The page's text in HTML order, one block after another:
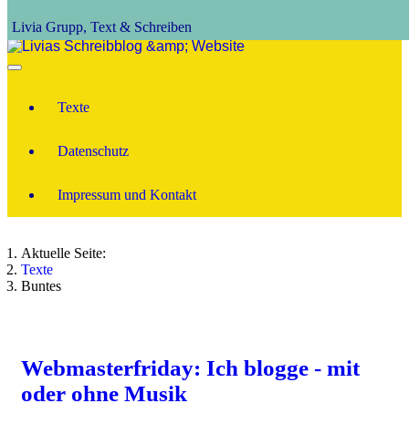
Texte
Datenschutz
Impressum und Kontakt
Livia Grupp, Text & Schreiben
Aktuelle Seite:
Texte
Buntes
Webmasterfriday: Ich blogge - mit
oder ohne Musik